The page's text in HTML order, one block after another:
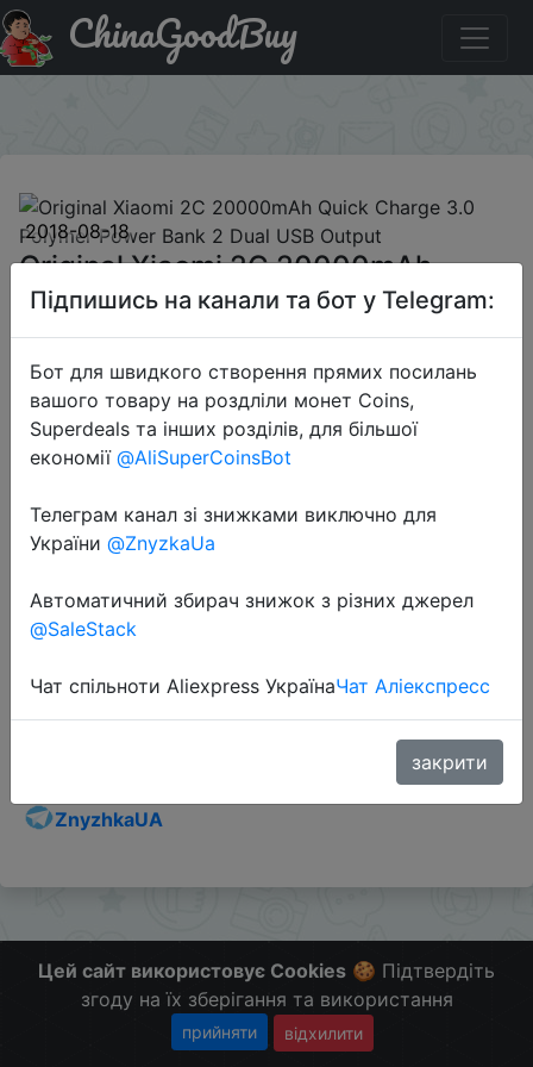
Код на знижку 2cpower Original Xiaomi 2C 20000mAh
Quick Charge 3.0 Polymer Power Bank 2 Dual USB Output
ChinaGoodBuy
2018-08-18
Original Xiaomi 2C 20000mAh
Quick Charge 3.0 Polymer Power
Bank 2 Dual USB Output
$24.99
Промокод:"2cpower"
Слідкуйте за знижками на мобільному, в телеграм
ZnyzhkaUA
Цей сайт використовує Cookies 🍪 Підтвердіть
згоду на їх зберігання та використання
прийняти відхилити
Підпишись на канали та бот у Telegram:
Бот для швидкого створення прямих посилань
вашого товару на роздліли монет Coins,
Superdeals та інших розділів, для більшої
економії @AliSuperCoinsBot
Телеграм канал зі знижками виключно для
України @ZnyzkaUa
Автоматичний збирач знижок з різних джерел
@SaleStack
Чат спільноти Aliexpress УкраїнаЧат Аліекспресс
закрити